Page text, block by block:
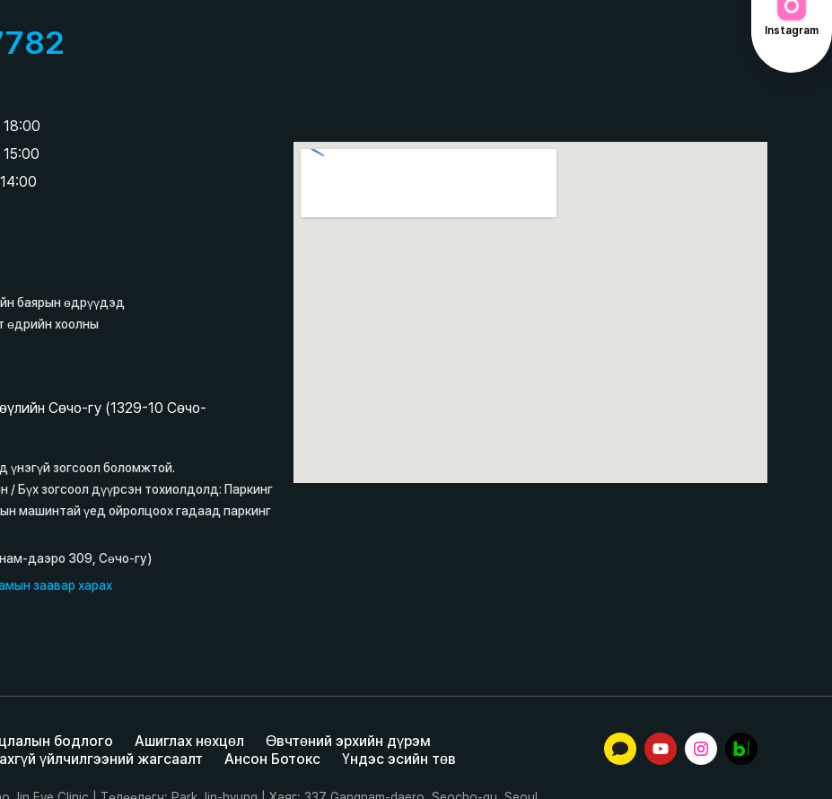
баярын өдрүүдэд
өдрийн хоолны
Сөчо-гу (1329-10 Сөчо-
үнэгүй зогсоол боломжтой.
Бүх зогсоол дүүрсэн тохиолдолд: Паркинг
машинтай үед ойролцоох гадаад паркинг
даэро 309, Сөчо-гу)
заавар харах
бодлого Ашиглах нөхцөл
Өвчтөний эрхийн дүрэм
үйлчилгээний жагсаалт
Ансон Ботокс Үндэс эсийн төв
Instagram